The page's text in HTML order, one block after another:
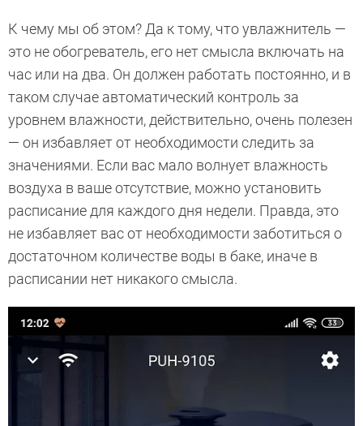
К чему мы об этом? Да к тому, что увлажнитель —
это не обогреватель, его нет смысла включать на
час или на два. Он должен работать постоянно, и в
таком случае автоматический контроль за
уровнем влажности, действительно, очень полезен
— он избавляет от необходимости следить за
значениями. Если вас мало волнует влажность
воздуха в ваше отсутствие, можно установить
расписание для каждого дня недели. Правда, это
не избавляет вас от необходимости заботиться о
достаточном количестве воды в баке, иначе в
расписании нет никакого смысла.